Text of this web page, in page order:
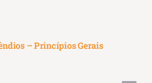
– Princípios Gerais